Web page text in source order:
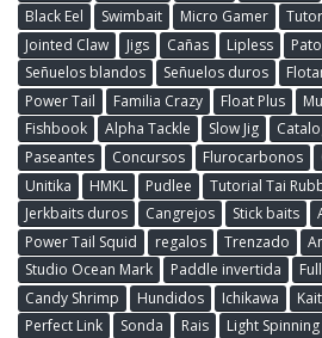
Black Eel
Swimbait Micro Gamer
Jointed Claw
Jigs Cañas Lipless Pato
Señuelos blandos
Señuelos duros
Power Tail
Familia Crazy Float Plus
Fishbook
Alpha Tackle Slow Jig
Paseantes
Concursos Flurocarbonos
Unitika
HMKL Pudlee Tutorial Tai
Jerkbaits duros
Cangrejos Stick baits
Power Tail Squid
regalos Trenzado
Studio Ocean Mark
Paddle invertida
Candy Shrimp
Hundidos Ichikawa
Perfect Link
Sonda Rais Light Spinning